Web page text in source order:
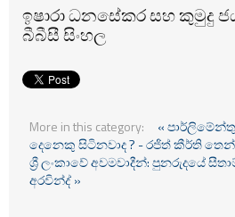
ඉෂාරා ධනසේකර සහ කුමුදු
බීබීසී සිංහල
More in this category:
«
දෙනෙකු සිටිනවාද ? - රජිත් කීර්ති
ශ්‍රී ලංකාවේ අවමවාදීන්: පුනරුදයේ
අරවින්ද් »